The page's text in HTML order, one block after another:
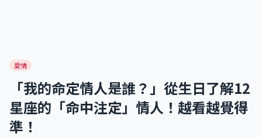
愛情
「我的命定情人是誰？」從生日了解12
星座的「命中注定」情人！越看越覺得
準！